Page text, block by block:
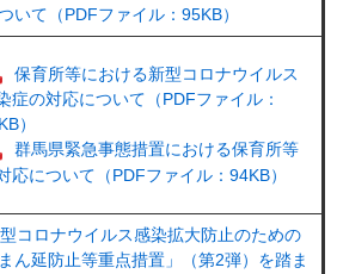
いて（PDFファイル：95KB）
保育所等における新型コロナウイルス
症の対応について（PDFファイル：
）
群馬県緊急事態措置における保育所等
応について（PDFファイル：94KB）
型コロナウイルス感染拡大防止のための
ん延防止等重点措置」（第2弾）を踏ま